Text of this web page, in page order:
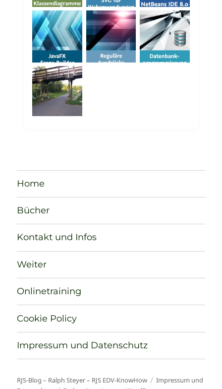
Home
Bücher
Kontakt und Infos
Weiter
Onlinetraining
Cookie Policy
Impressum und Datenschutz
RJS-Blog – Ralph Steyer – RJS EDV-KnowHow
Impressum und